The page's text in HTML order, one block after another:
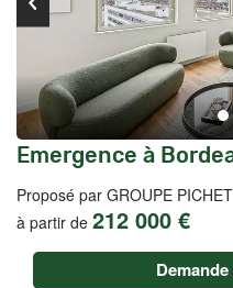
Emergence à
Proposé par GROUPE
à partir de 212 000 €